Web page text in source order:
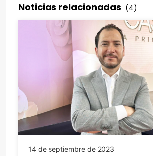
Noticias relacionadas (4)
14 de septiembre de 2023